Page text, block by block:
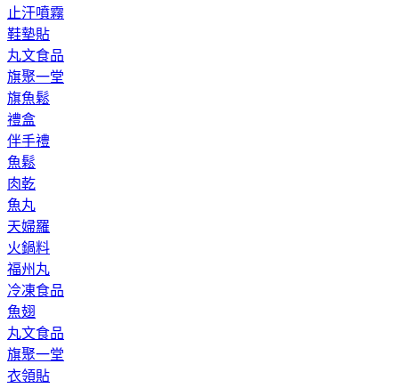
止汗噴霧
鞋墊貼
丸文食品
旗聚一堂
旗魚鬆
禮盒
伴手禮
魚鬆
肉乾
魚丸
天婦羅
火鍋料
福州丸
冷凍食品
魚翅
丸文食品
旗聚一堂
衣領貼